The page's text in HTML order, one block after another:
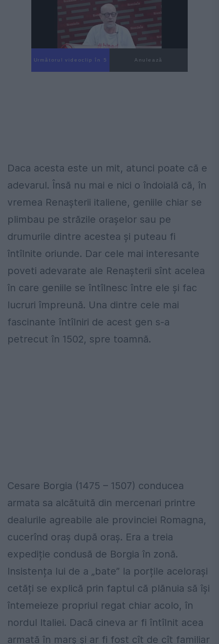
Următorul videoclip în 3 Anulează
Daca acesta este un mit, atunci poate că e
adevarul. Însă nu mai e nici o îndoială că, în
vremea Renașterii italiene, geniile chiar se
plimbau pe străzile orașelor sau pe
drumurile dintre acestea și puteau fi
întîlnite oriunde. Dar cele mai interesante
poveti adevarate ale Renașterii sînt acelea
în care geniile se întîlnesc între ele și fac
lucruri împreună. Una dintre cele mai
fascinante întîlniri de acest gen s-a
petrecut în 1502, spre toamnă.
Cesare Borgia (1475 – 1507) conducea
armata sa alcătuită din mercenari printre
dealurile agreabile ale provinciei Romagna,
cucerînd oraș după oraș. Era a treia
expediție condusă de Borgia în zonă.
Insistența lui de a „bate” la porțile acelorași
cetăți se explică prin faptul că plănuia să își
întemeieze propriul regat chiar acolo, în
nordul Italiei. Dacă cineva ar fi întîlnit acea
armată în marș și ar fi fost cît de cît familiar